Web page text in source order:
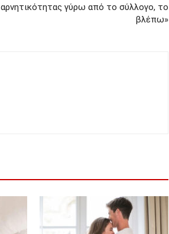
αρνητικότητας γύρω από το σύλλογο, το
βλέπω»